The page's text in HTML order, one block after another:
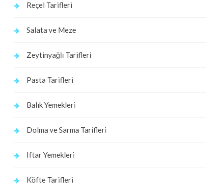
Reçel Tarifleri
Salata ve Meze
Zeytinyağlı Tarifleri
Pasta Tarifleri
Balık Yemekleri
Dolma ve Sarma Tarifleri
Iftar Yemekleri
Köfte Tarifleri